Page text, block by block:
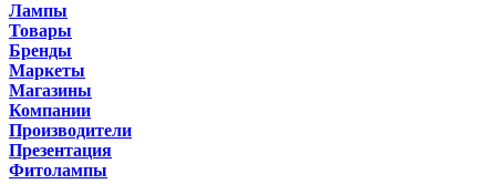
Лампы
Товары
Бренды
Маркеты
Магазины
Компании
Производители
Презентация
Фитолампы